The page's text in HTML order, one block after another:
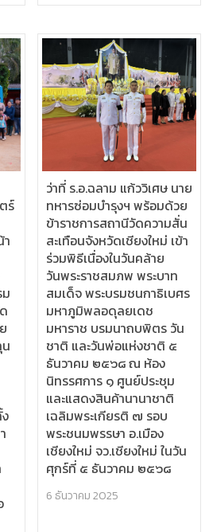
ร์
ว่าที่ ร.อ.ฉลาม แก้ววิเศษ นาย
ทหารซ่อมบำรุงฯ พร้อมด้วย
ข้าราชการสถานีวัดความสั่น
สะเทือนจังหวัดเชียงใหม่ เข้า
ร่วมพิธีเนื่องในวันคล้าย
วันพระราชสมภพ พระบาท
สมเด็จ พระบรมชนกาธิเบศร
มหาภูมิพลอดุลยเดช
มหาราช บรมนาถบพิตร วัน
ชาติ และวันพ่อแห่งชาติ ๕
ธันวาคม ๒๕๖๘ ณ ห้อง
นิทรรศการ ๑ ศูนย์ประชุม
และแสดงสินค้านานาชาติ
เฉลิมพระเกียรติ ๗ รอบ
พระชนมพรรษา อ.เมือง
เชียงใหม่ จว.เชียงใหม่ ในวัน
ศุกร์ที่ ๕ ธันวาคม ๒๕๖๘
6 ธันวาคม 2025